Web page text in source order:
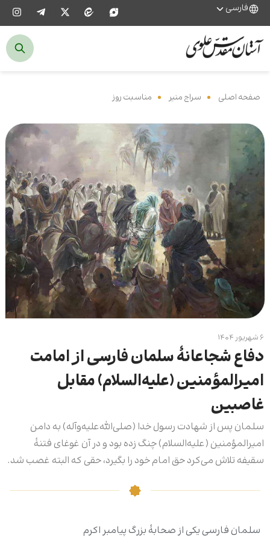
فارسی
صفحه اصلی سراج منیر مناسبت روز
۶ شهریور ۱۴۰۴
دفاع شجاعانۀ سلمان فارسی از امامت
امیرالمؤمنین (علیه‌السلام) مقابل
غاصبین
سلمان پس از شهادت رسول خدا (صلی‌الله‌علیه‌وآله) به دامن
امیرالمؤمنین (علیه‌السلام) چنگ زده بود و در آن غوغای فتنۀ
سقیفه تلاش می‌کرد حق امام خود را بگیرد، حقی که البته غصب شد.
سلمان فارسی یکی از صحابۀ بزرگ پیامبر اکرم